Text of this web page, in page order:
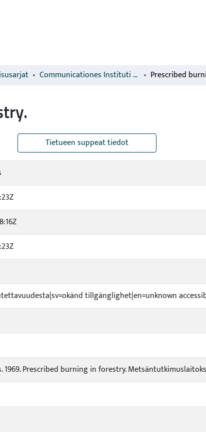
Communicationes Instituti Forestalis Fenniae
Tietueen suppeat tiedot
tillgänglighet|en=unknown
1969. Prescribed burning in forestry.